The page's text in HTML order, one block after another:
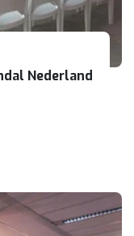
Nederland